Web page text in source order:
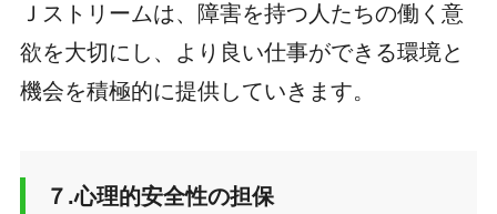
Ｊストリームは、障害を持つ人たちの働く意
欲を大切にし、より良い仕事ができる環境と
機会を積極的に提供していきます。
７.心理的安全性の担保